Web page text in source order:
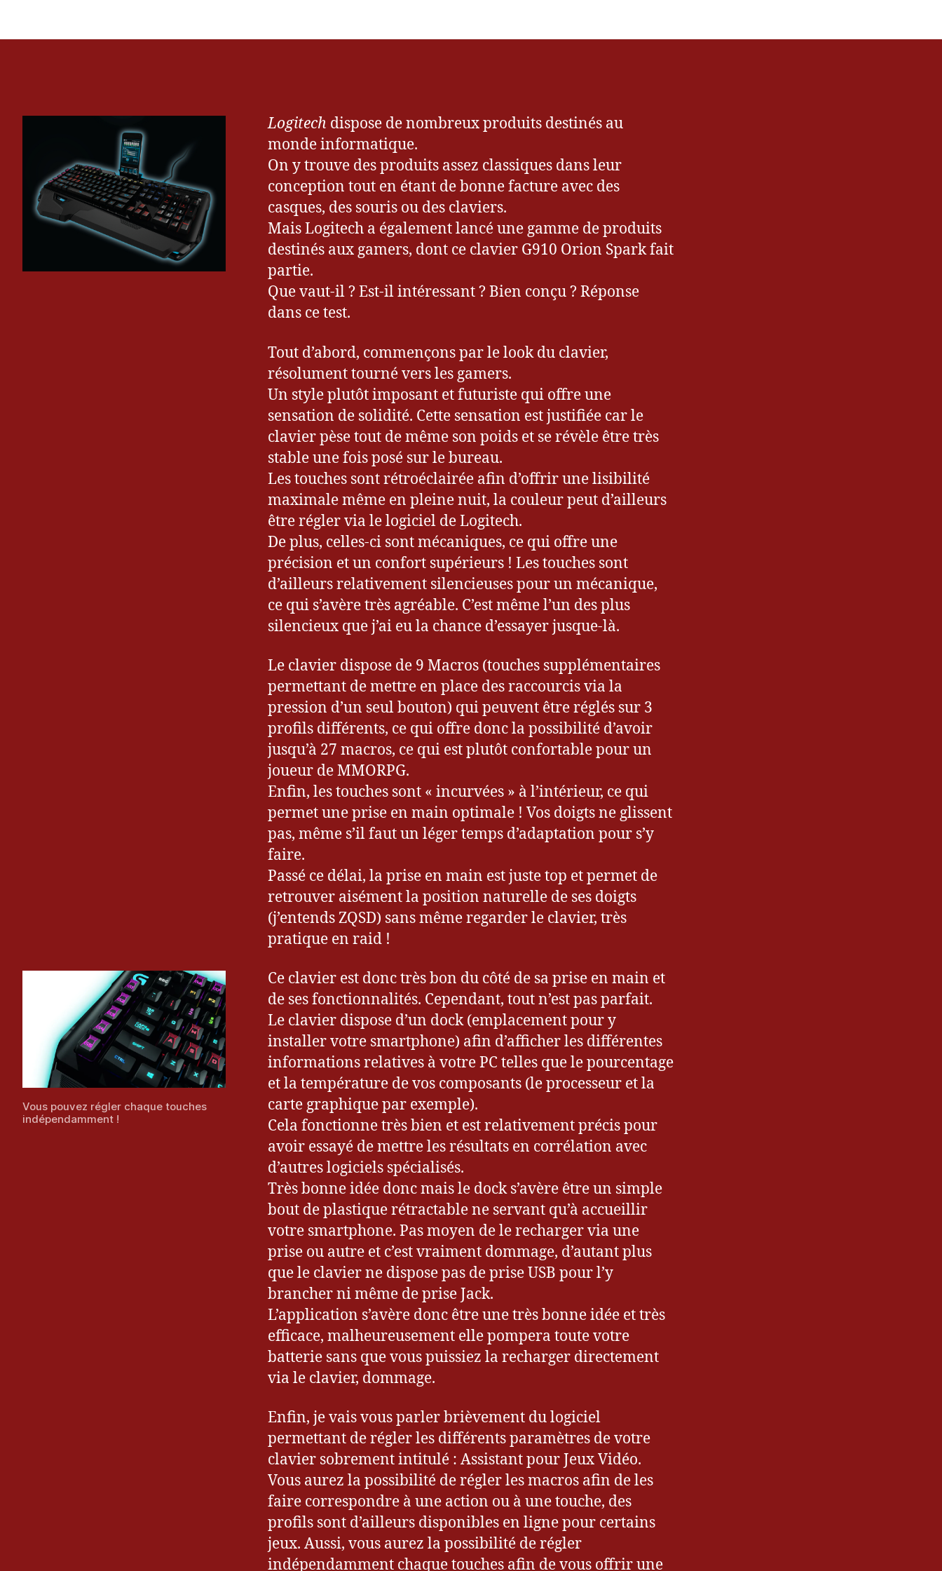
0
G910
Logitech dispose de nombreux produits destinés au
monde informatique.
On y trouve des produits assez classiques dans leur
conception tout en étant de bonne facture avec des
casques, des souris ou des claviers.
Mais Logitech a également lancé une gamme de produits
destinés aux gamers, dont ce clavier G910 Orion Spark fait
partie.
Que vaut-il ? Est-il intéressant ? Bien conçu ? Réponse
dans ce test.
Tout d’abord, commençons par le look du clavier,
résolument tourné vers les gamers.
Un style plutôt imposant et futuriste qui offre une
sensation de solidité. Cette sensation est justifiée car le
clavier pèse tout de même son poids et se révèle être très
stable une fois posé sur le bureau.
Les touches sont rétroéclairée afin d’offrir une lisibilité
maximale même en pleine nuit, la couleur peut d’ailleurs
être régler via le logiciel de Logitech.
De plus, celles-ci sont mécaniques, ce qui offre une
précision et un confort supérieurs ! Les touches sont
d’ailleurs relativement silencieuses pour un mécanique,
ce qui s’avère très agréable. C’est même l’un des plus
silencieux que j’ai eu la chance d’essayer jusque-là.
Le clavier dispose de 9 Macros (touches supplémentaires
permettant de mettre en place des raccourcis via la
pression d’un seul bouton) qui peuvent être réglés sur 3
profils différents, ce qui offre donc la possibilité d’avoir
jusqu’à 27 macros, ce qui est plutôt confortable pour un
joueur de MMORPG.
Enfin, les touches sont « incurvées » à l’intérieur, ce qui
permet une prise en main optimale ! Vos doigts ne glissent
pas, même s’il faut un léger temps d’adaptation pour s’y
faire.
Passé ce délai, la prise en main est juste top et permet de
retrouver aisément la position naturelle de ses doigts
(j’entends ZQSD) sans même regarder le clavier, très
pratique en raid !
Vous pouvez régler chaque touches
indépendamment !
Ce clavier est donc très bon du côté de sa prise en main et
de ses fonctionnalités. Cependant, tout n’est pas parfait.
Le clavier dispose d’un dock (emplacement pour y
installer votre smartphone) afin d’afficher les différentes
informations relatives à votre PC telles que le pourcentage
et la température de vos composants (le processeur et la
carte graphique par exemple).
Cela fonctionne très bien et est relativement précis pour
avoir essayé de mettre les résultats en corrélation avec
d’autres logiciels spécialisés.
Très bonne idée donc mais le dock s’avère être un simple
bout de plastique rétractable ne servant qu’à accueillir
votre smartphone. Pas moyen de le recharger via une
prise ou autre et c’est vraiment dommage, d’autant plus
que le clavier ne dispose pas de prise USB pour l’y
brancher ni même de prise Jack.
L’application s’avère donc être une très bonne idée et très
efficace, malheureusement elle pompera toute votre
batterie sans que vous puissiez la recharger directement
via le clavier, dommage.
Enfin, je vais vous parler brièvement du logiciel
permettant de régler les différents paramètres de votre
clavier sobrement intitulé : Assistant pour Jeux Vidéo.
Vous aurez la possibilité de régler les macros afin de les
faire correspondre à une action ou à une touche, des
profils sont d’ailleurs disponibles en ligne pour certains
jeux. Aussi, vous aurez la possibilité de régler
indépendamment chaque touches afin de vous offrir une
B
lo